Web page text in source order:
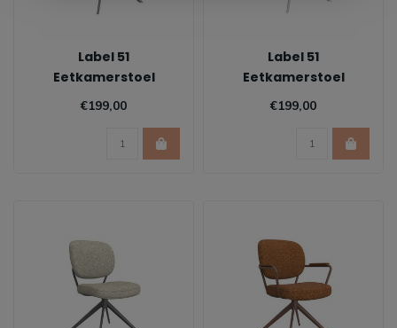
Label 51
Eetkamerstoel
Geneva - Mushroom
€199,00
Label 51
Eetkamerstoel
Geneva - Naturel |
€199,00